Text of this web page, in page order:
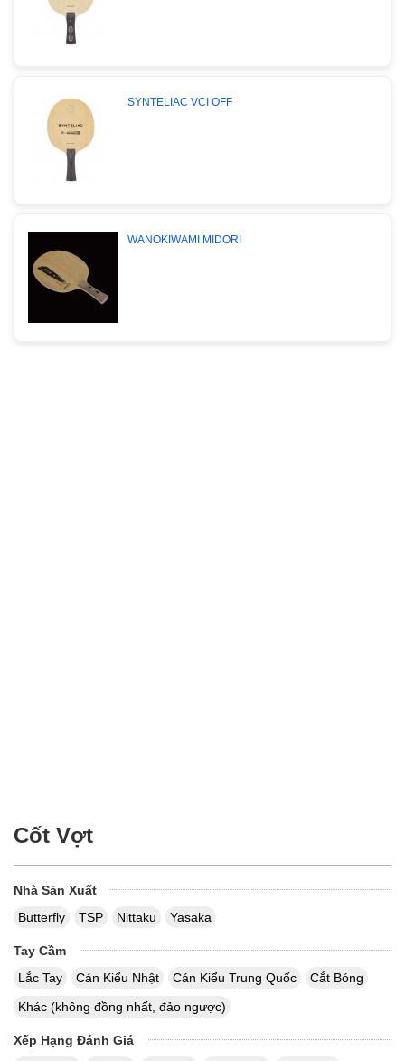
SYNTELIAC VCI OFF
WANOKIWAMI MIDORI
Cốt Vợt
Nhà Sản Xuất
Butterfly
TSP Nittaku Yasaka
Tay Cầm
Lắc Tay
Cán Kiểu Nhật Cán Kiểu Trung Quốc
Cắt Bóng
Khác (không đồng nhất, đảo ngược)
Xếp Hạng Đánh Giá